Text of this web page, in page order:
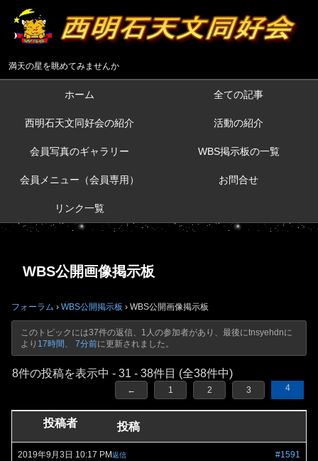
満天の星を眺めてみませんか
ホーム 全ての記事
西明石天文同好会の紹介 活動の紹介
会員写真のギャラリー WBS掲示板の一覧
会員メニュー（会員専用） お問合せ
リンク一覧
WBS公開画像掲示板
フォーラム › WBS公開掲示板 › WBS公開画像掲示板
このトピックには37件の返信、1人の参加者があり、最後にtnsyehdnに
より 17時間、 7分前に更新されました。
8件の投稿を表示中 - 31 - 38件目 (全38件中)
← 1 2 3 4
投稿者 投稿
2019年9月3日 10:17 PM #1591
返信